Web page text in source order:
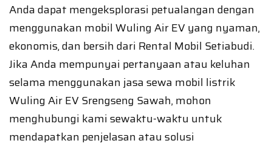
Anda dapat mengeksplorasi petualangan dengan
menggunakan mobil Wuling Air EV yang nyaman,
ekonomis, dan bersih dari Rental Mobil Setiabudi.
Jika Anda mempunyai pertanyaan atau keluhan
selama menggunakan jasa sewa mobil listrik
Wuling Air EV Srengseng Sawah, mohon
menghubungi kami sewaktu-waktu untuk
mendapatkan penjelasan atau solusi